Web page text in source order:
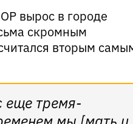
вырос в городе
скромным
вторым
еще тремя-